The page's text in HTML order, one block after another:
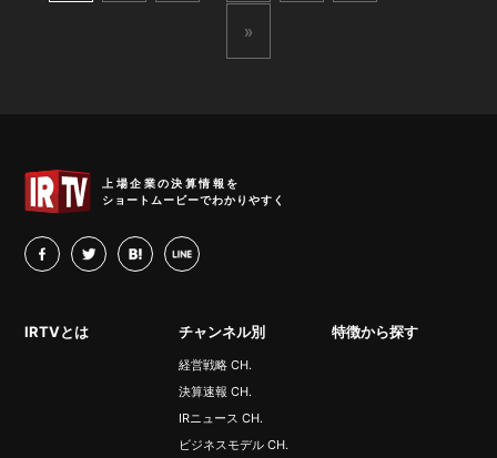
»
IRTV
上場企業の決算情報を
ショートムービーでわかりやすく
facebook
twitterhatenaLINE
IRTVとは チャンネル別
経営戦略 CH.
決算速報 CH.
IRニュース CH.
ビジネスモデル CH.
特徴から探す